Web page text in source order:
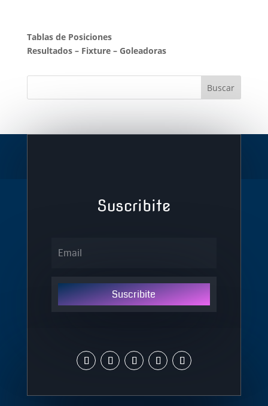
Tablas de Posiciones
Resultados– Fixture– Goleadoras
Suscribite
Suscribite